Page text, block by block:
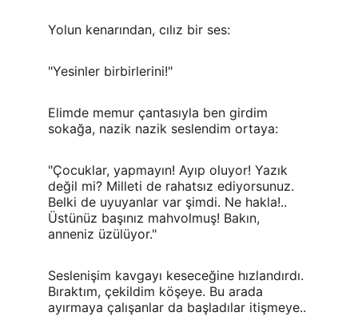
Yolun kenarından, cılız bir ses:
"Yesinler birbirlerini!"
Elimde memur çantasıyla ben girdim
sokağa, nazik nazik seslendim ortaya:
"Çocuklar, yapmayın! Ayıp oluyor! Yazık
değil mi? Milleti de rahatsız ediyorsunuz.
Belki de uyuyanlar var şimdi. Ne hakla!..
Üstünüz başınız mahvolmuş! Bakın,
anneniz üzülüyor."
Seslenişim kavgayı keseceğine hızlandırdı.
Bıraktım, çekildim köşeye. Bu arada
ayırmaya çalışanlar da başladılar itişmeye..